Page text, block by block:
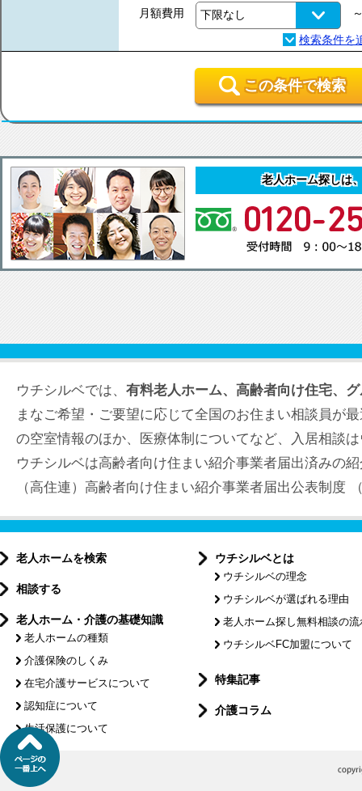
月額費用
この条件で検索
老人ホーム探しは
ウチシルベでは、 有料老人ホーム、高齢者向け住宅、
まなご希望・ご要望に応じて全国のお住まい相談員が
の空室情報のほか、医療体制についてなど、入居相談
ウチシルベは高齢者向け住まい紹介事業者届出済みの
（高住連）高齢者向け住まい紹介事業者届出公表制度
老人ホームを検索
相談する
老人ホーム・介護の基礎知識
老人ホームの種類
介護保険のしくみ
在宅介護サービスについて
認知症について
生活保護について
ウチシルベとは
ウチシルベの理念
ウチシルベが選ばれる理由
老人ホーム探し無料相談の流
ウチシルベFC加盟について
特集記事
介護コラム